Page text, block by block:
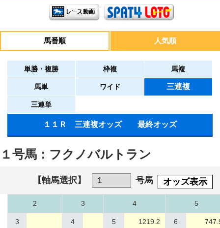
馬番順 人気順
単勝・複勝 枠複 馬複
馬単 ワイド 三連複
三連単
１１Ｒ 三連複オッズ 最終オッズ
１号馬：フクノバルトラン
【軸馬選択】 号馬 オッズ表示
2 3 4 5
3 4 5 1219.2 6